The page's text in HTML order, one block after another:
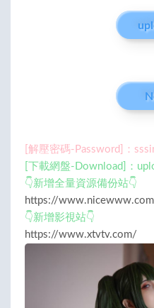
[解壓密碼-Password]：
[下載網盤-Download]：
👇新增全量資源備份站👇
https://
👇新增影視站👇
https://www.xtvtv.com/